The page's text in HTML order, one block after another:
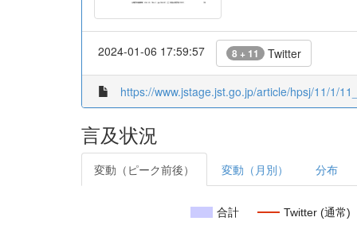
2024-01-06 17:59:57 8 + 11 Twitter
https://www.jstage.jst.go.jp/article/hpsj/11/1/
言及状況
変動（ピーク前後） 変動（月別） 分布
合計 Twitter (通常)